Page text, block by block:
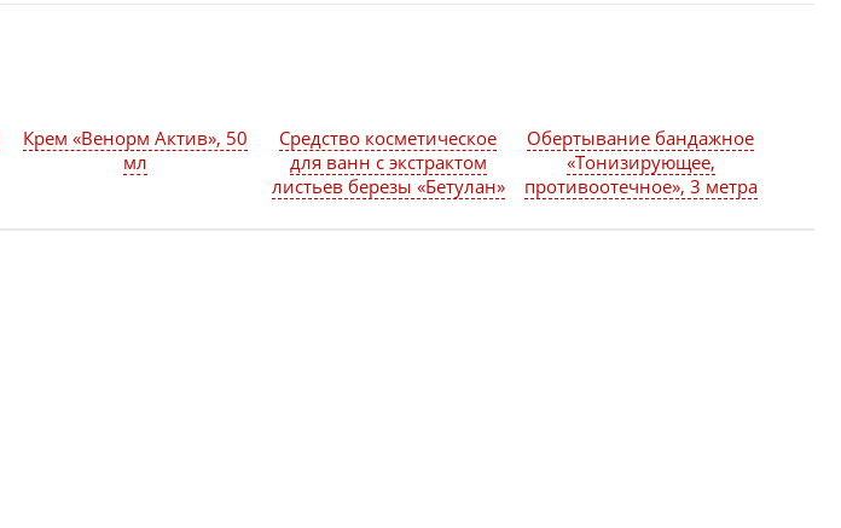
Крем «Венорм Актив», 50
мл
Средство косметическое
для ванн с экстрактом
листьев березы «Бетулан»
Обертывание бандажное
«Тонизирующее,
противоотечное», 3 метра